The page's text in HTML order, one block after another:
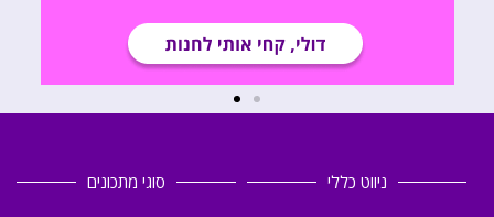
ניווט כללי סוגי מתכונים